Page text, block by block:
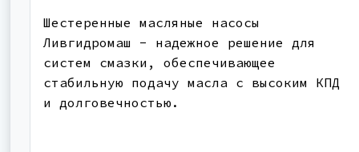
Шестеренные масляные насосы
Ливгидромаш - надежное решение для
систем смазки, обеспечивающее
стабильную подачу масла с высоким КПД
и долговечностью.